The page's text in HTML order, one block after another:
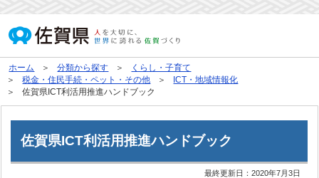
ホーム 分類から探す
くらし・子育て
税金・住民手続・ペット・その他
ICT・地域情報化
佐賀県ICT利活用推進ハンドブック
佐賀県ICT利活用推進ハンドブック
最終更新日：2020年7月3日